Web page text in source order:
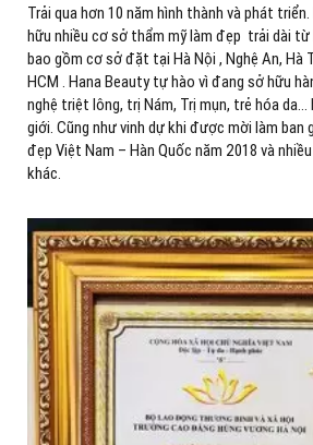
Trải qua hơn 10 năm hình thành và phát
hữu nhiều cơ sở thẩm mỹ làm đẹp trải dài từ
bao gồm cơ sở đặt tại Hà Nội , Nghệ An, Hà
HCM . Hana Beauty tự hào vì đang sở hữu
nghệ triệt lông, trị Nám, Trị mụn, trẻ hóa
giới. Cũng như vinh dự khi được mời làm ban
đẹp Việt Nam – Hàn Quốc năm 2018 và
khác.